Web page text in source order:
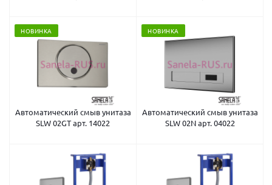
НОВИНКА
Автоматический смыв унитаза
SLW 02GT арт. 14022
НОВИНКА
Автоматический смыв унитаза
SLW 02N арт. 04022